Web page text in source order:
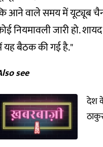
आने वाले समय में यूट्यूब
नियमावली जारी हो.
यह बैठक की गई है."
see
देश